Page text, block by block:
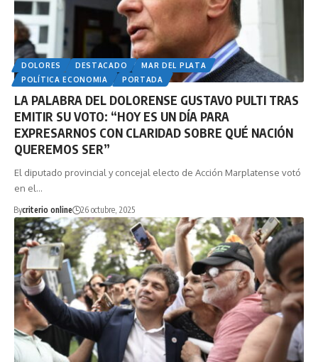
DOLORES DESTACADO
MAR DEL PLATA
POLÍTICA ECONOMIA
PORTADA
LA PALABRA DEL DOLORENSE GUSTAVO PULTI TRAS
EMITIR SU VOTO: “HOY ES UN DÍA PARA
EXPRESARNOS CON CLARIDAD SOBRE QUÉ NACIÓN
QUEREMOS SER”
El diputado provincial y concejal electo de Acción Marplatense votó
en el…
Bycriterio online 26 octubre, 2025